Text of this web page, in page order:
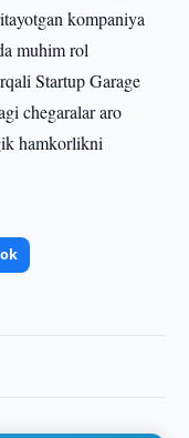
kompaniya
muhim rol
Startup Garage
chegaralar aro
hamkorlikni